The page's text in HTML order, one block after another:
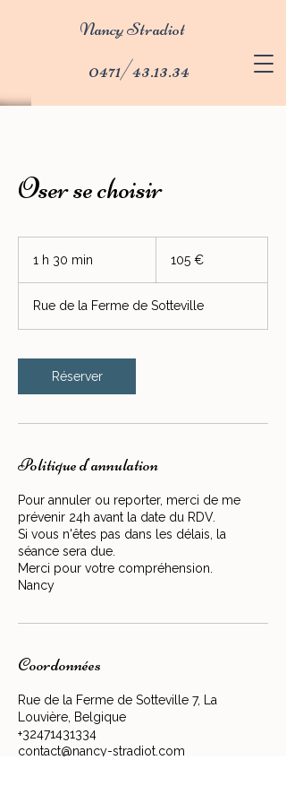
0471/43.13.34
Nancy Stradiot
Oser se choisir
1 h 30 min
m
i
105 €
Rue de la Ferme de Sotteville
Réserver
Politique d'annulation
Pour annuler ou reporter, merci de me
prévenir 24h avant la date du RDV.
Si vous n'êtes pas dans les délais, la
séance sera due.
Merci pour votre compréhension.
Nancy
Coordonnées
Rue de la Ferme de Sotteville 7, La
Louvière, Belgique
+32471431334
contact@nancy-stradiot.com